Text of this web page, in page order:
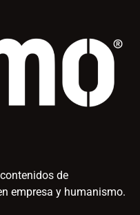
de
empresa y humanismo.